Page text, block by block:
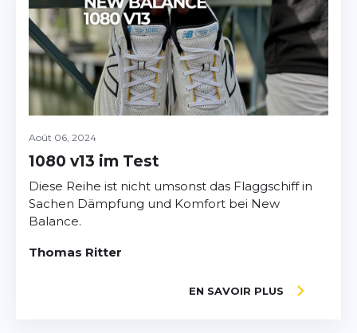
Août 06, 2024
1080 v13 im Test
Diese Reihe ist nicht umsonst das Flaggschiff in
Sachen Dämpfung und Komfort bei New
Balance.
Thomas Ritter
EN SAVOIR PLUS